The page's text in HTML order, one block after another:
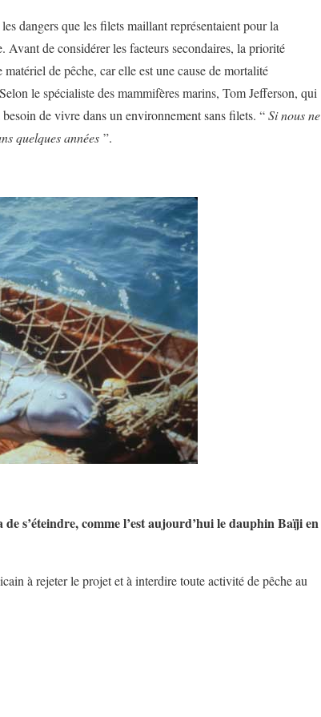
dangers que les filets maillant représentaient pour la
Avant de considérer les facteurs secondaires, la priorité
de pêche, car elle est une cause de mortalité
le spécialiste des mammifères marins, Tom Jefferson, qui
de vivre dans un environnement sans filets. “Si nous ne
quelques années ”.
s’éteindre, comme l’est aujourd’hui le dauphin Baïji en
à rejeter le projet et à interdire toute activité de pêche au